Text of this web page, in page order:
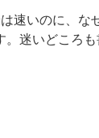
速いのに、
迷いどころも